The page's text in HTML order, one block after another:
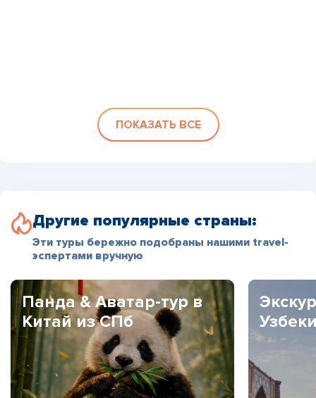
ПОКАЗАТЬ ВСЕ
Другие популярные страны:
Эти туры бережно подобраны нашими travel-
эспертами вручную
Панда & Аватар-тур в
Китай из СПб